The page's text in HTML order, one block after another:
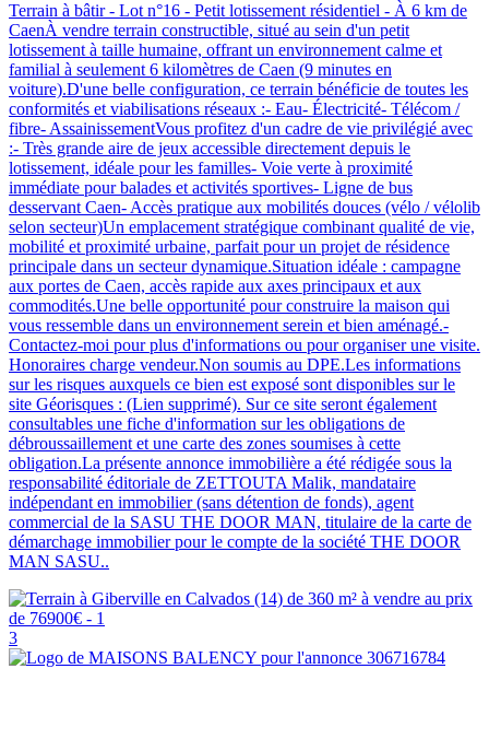
Terrain à bâtir - Lot n°16 - Petit lotissement résidentiel - À 6 km de
CaenÀ vendre terrain constructible, situé au sein d'un petit
lotissement à taille humaine, offrant un environnement calme et
familial à seulement 6 kilomètres de Caen (9 minutes en
voiture).D'une belle configuration, ce terrain bénéficie de toutes les
conformités et viabilisations réseaux :- Eau- Électricité- Télécom /
fibre- AssainissementVous profitez d'un cadre de vie privilégié avec
:- Très grande aire de jeux accessible directement depuis le
lotissement, idéale pour les familles- Voie verte à proximité
immédiate pour balades et activités sportives- Ligne de bus
desservant Caen- Accès pratique aux mobilités douces (vélo / vélolib
selon secteur)Un emplacement stratégique combinant qualité de vie,
mobilité et proximité urbaine, parfait pour un projet de résidence
principale dans un secteur dynamique.Situation idéale : campagne
aux portes de Caen, accès rapide aux axes principaux et aux
commodités.Une belle opportunité pour construire la maison qui
vous ressemble dans un environnement serein et bien aménagé.-
Contactez-moi pour plus d'informations ou pour organiser une visite.
Honoraires charge vendeur.Non soumis au DPE.Les informations
sur les risques auxquels ce bien est exposé sont disponibles sur le
site Géorisques : (Lien supprimé). Sur ce site seront également
consultables une fiche d'information sur les obligations de
débroussaillement et une carte des zones soumises à cette
obligation.La présente annonce immobilière a été rédigée sous la
responsabilité éditoriale de ZETTOUTA Malik, mandataire
indépendant en immobilier (sans détention de fonds), agent
commercial de la SASU THE DOOR MAN, titulaire de la carte de
démarchage immobilier pour le compte de la société THE DOOR
MAN SASU..
3